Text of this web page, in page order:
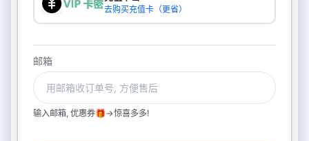
去购买充值卡（更省）
邮箱
输入邮箱, 优惠券🎁->惊喜多多!